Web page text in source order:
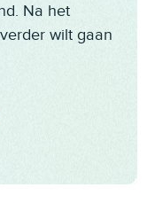
Na het
wilt gaan